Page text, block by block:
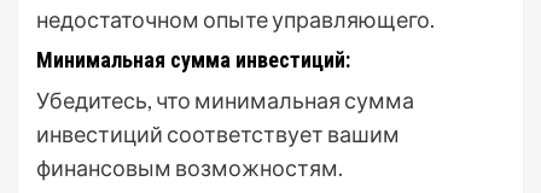
недостаточном опыте управляющего.
Минимальная сумма инвестиций:
Убедитесь, что минимальная сумма
инвестиций соответствует вашим
финансовым возможностям.